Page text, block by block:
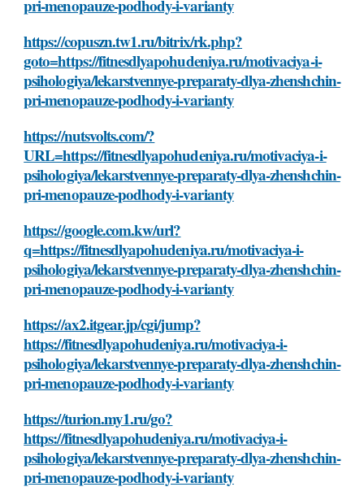
pri-menopauze-podhody-i-varianty
https://copuszn.tw1.ru/bitrix/rk.php?
goto=https://fitnesdlyapohudeniya.ru/motivaciya-i-
psihologiya/lekarstvennye-preparaty-dlya-zhenshchin-
pri-menopauze-podhody-i-varianty
https://nutsvolts.com/?
URL=https://fitnesdlyapohudeniya.ru/motivaciya-i-
psihologiya/lekarstvennye-preparaty-dlya-zhenshchin-
pri-menopauze-podhody-i-varianty
https://google.com.kw/url?
q=https://fitnesdlyapohudeniya.ru/motivaciya-i-
psihologiya/lekarstvennye-preparaty-dlya-zhenshchin-
pri-menopauze-podhody-i-varianty
https://ax2.itgear.jp/cgi/jump?
https://fitnesdlyapohudeniya.ru/motivaciya-i-
psihologiya/lekarstvennye-preparaty-dlya-zhenshchin-
pri-menopauze-podhody-i-varianty
https://turion.my1.ru/go?
https://fitnesdlyapohudeniya.ru/motivaciya-i-
psihologiya/lekarstvennye-preparaty-dlya-zhenshchin-
pri-menopauze-podhody-i-varianty